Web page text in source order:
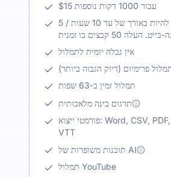
$15 עבור 1000 דקות נוספות
כל קובץ יכול להיות באורך של עד 10 שעות / 5
אין גבלה יומית לתמלול
פרימיום (דיוק הגבוה ביותר)
תמלול זמין ב-63 שפות
תרגום בינה מלאכותית
פורמטי ייצוא: Word, CSV, PDF, TXT, SRT,
VTT
תובנות משופרות של AI
תמלול YouTube